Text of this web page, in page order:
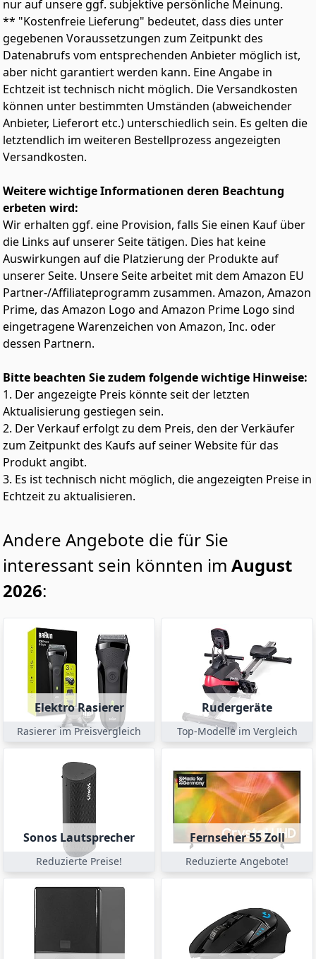
Hartschalenkoffer ein Kinderspiel zu transportieren.
Egal, ob Sie auf ein Abenteuer, eine Fotoreise oder
einen Tauchausflug gehen, er ist für eine einfache
Handhabung und Rundumschutz konzipiert
MÜHELOS BEWEGEN: Führe die Koffer auf gummierten
360° Rollen leise und ohne Krafteinsatz am
ergonomischen Teleskopgriff aus Aluminium. Dank den
mit Gelkissen ausgestatteten Tragegriffen, lassen sich
die Trolleys angenehm anheben und verladen.
SICHER UND GUT: Profitiere von ausgezeichneter
Gepäckorganisation durch verschiedene
Verstaumöglichkeiten via Netzfach, Reißverschluss,
Kreuzgurt und Ablagefach im samtweichen,
pflegeleichten 210D Polyester Interieur und ein
Sicherheitsschloss fürs Gepäck.
wie rutschfeste Standfüße und den stabilen
Kantenschutz an unseren modernen
Hartschalenkoffern. Egal ob Kurztrip, Geschäftsreise
oder ihren nächsten Urlaub. So lässt sich mit gutem
Gefühl Reisen.
nur auf unsere ggf. subjektive persönliche Meinung.
** "Kostenfreie Lieferung" bedeutet, dass dies unter
gegebenen Voraussetzungen zum Zeitpunkt des
Datenabrufs vom entsprechenden Anbieter möglich ist,
aber nicht garantiert werden kann. Eine Angabe in
Echtzeit ist technisch nicht möglich. Die Versandkosten
können unter bestimmten Umständen (abweichender
Anbieter, Lieferort etc.) unterschiedlich sein. Es gelten die
letztendlich im weiteren Bestellprozess angezeigten
Versandkosten.
Weitere wichtige Informationen deren Beachtung
erbeten wird:
Wir erhalten ggf. eine Provision, falls Sie einen Kauf über
die Links auf unserer Seite tätigen. Dies hat keine
Auswirkungen auf die Platzierung der Produkte auf
unserer Seite. Unsere Seite arbeitet mit dem Amazon EU
Partner-/Affiliateprogramm zusammen. Amazon, Amazon
Prime, das Amazon Logo and Amazon Prime Logo sind
eingetragene Warenzeichen von Amazon, Inc. oder
dessen Partnern.
Bitte beachten Sie zudem folgende wichtige Hinweise:
1. Der angezeigte Preis könnte seit der letzten
Aktualisierung gestiegen sein.
2. Der Verkauf erfolgt zu dem Preis, den der Verkäufer
zum Zeitpunkt des Kaufs auf seiner Website für das
Produkt angibt.
3. Es ist technisch nicht möglich, die angezeigten Preise in
Echtzeit zu aktualisieren.
Andere Angebote die für Sie
interessant sein könnten im August
2026:
Elektro Rasierer
Rasierer im Preisvergleich
Rudergeräte
Top-Modelle im Vergleich
Sonos Lautsprecher
Reduzierte Preise!
Fernseher 55 Zoll
Reduzierte Angebote!